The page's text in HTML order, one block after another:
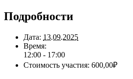
Подробности
Дата: 13.09.2025
Время:
12:00 - 17:00
Стоимость участия: 600,00₽